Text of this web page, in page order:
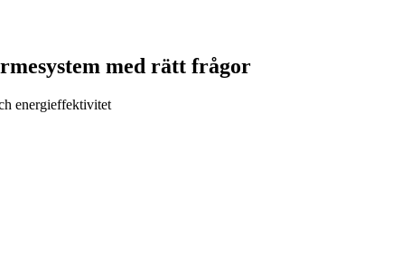
med rätt frågor
energieffektivitet